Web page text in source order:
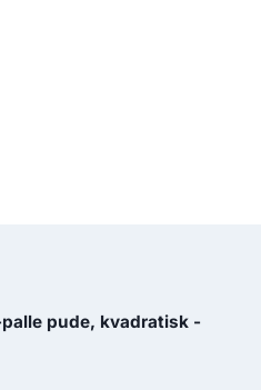
palle pude, kvadratisk -